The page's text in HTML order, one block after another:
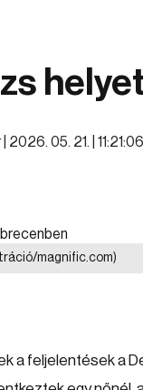
2026. 05. 21. | 11:21:06
magnific.com)
a feljelentések a